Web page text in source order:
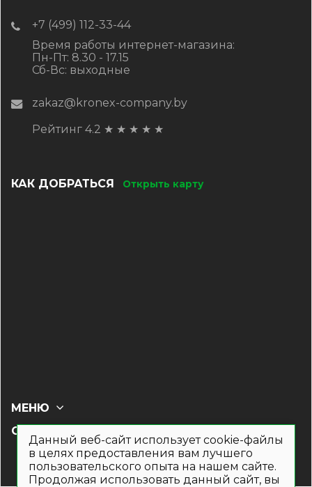
+7 (499) 112-33-44
Время работы интернет-магазина:
Пн-Пт: 8.30 - 17.15
Сб-Вс: выходные
zakaz@kronex-company.by
Рейтинг 4.2 ★ ★ ★ ★ ★
КАК ДОБРАТЬСЯ Открыть карту
СОЦ СЕТИ
МЕНЮ
Данный веб-сайт использует cookie-файлы
в целях предоставления вам лучшего
пользовательского опыта на нашем сайте.
Продолжая использовать данный сайт, вы